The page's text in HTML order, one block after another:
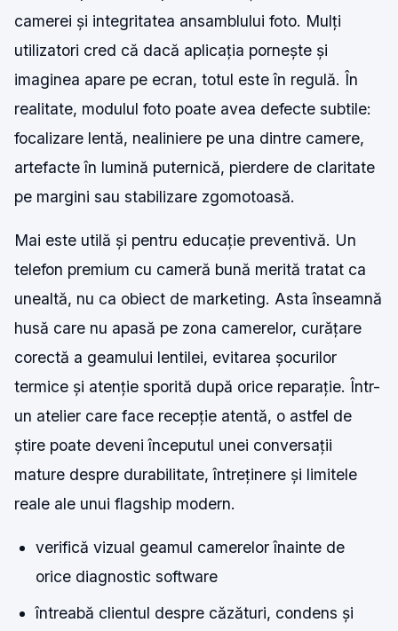
camerei și integritatea ansamblului foto. Mulți
utilizatori cred că dacă aplicația pornește și
imaginea apare pe ecran, totul este în regulă. În
realitate, modulul foto poate avea defecte subtile:
focalizare lentă, nealiniere pe una dintre camere,
artefacte în lumină puternică, pierdere de claritate
pe margini sau stabilizare zgomotoasă.
Mai este utilă și pentru educație preventivă. Un
telefon premium cu cameră bună merită tratat ca
unealtă, nu ca obiect de marketing. Asta înseamnă
husă care nu apasă pe zona camerelor, curățare
corectă a geamului lentilei, evitarea șocurilor
termice și atenție sporită după orice reparație. Într-
un atelier care face recepție atentă, o astfel de
știre poate deveni începutul unei conversații
mature despre durabilitate, întreținere și limitele
reale ale unui flagship modern.
verifică vizual geamul camerelor înainte de
orice diagnostic software
întreabă clientul despre căzături, condens și